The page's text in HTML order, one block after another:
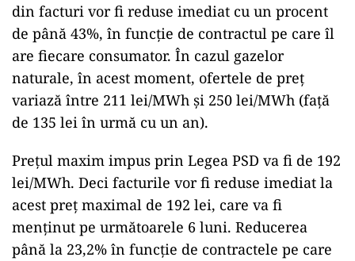
din facturi vor fi reduse imediat cu un procent
de până 43%, în funcție de contractul pe care îl
are fiecare consumator. În cazul gazelor
naturale, în acest moment, ofertele de preț
variază între 211 lei/MWh și 250 lei/MWh (față
de 135 lei în urmă cu un an).
Prețul maxim impus prin Legea PSD va fi de 192
lei/MWh. Deci facturile vor fi reduse imediat la
acest preț maximal de 192 lei, care va fi
menținut pe următoarele 6 luni. Reducerea
până la 23,2% în funcție de contractele pe care